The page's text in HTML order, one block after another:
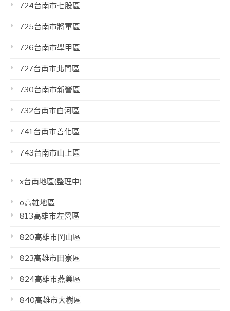
724台南市七股區
725台南市將軍區
726台南市學甲區
727台南市北門區
730台南市新營區
732台南市白河區
741台南市善化區
743台南市山上區
x台南地區(整理中)
o高雄地區
813高雄市左營區
820高雄市岡山區
823高雄市田寮區
824高雄市燕巢區
840高雄市大樹區